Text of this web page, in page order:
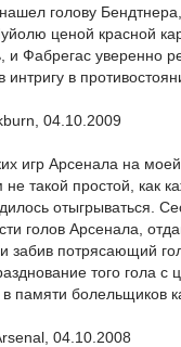
голову
ценой красной
и Фабрегас уверенно
интригу в
04.10.2009
игр Арсенала на
такой простой, как
отыгрываться.
голов Арсенала,
забив потрясающий
того гола с
в памяти болельщиков
04.10.2008